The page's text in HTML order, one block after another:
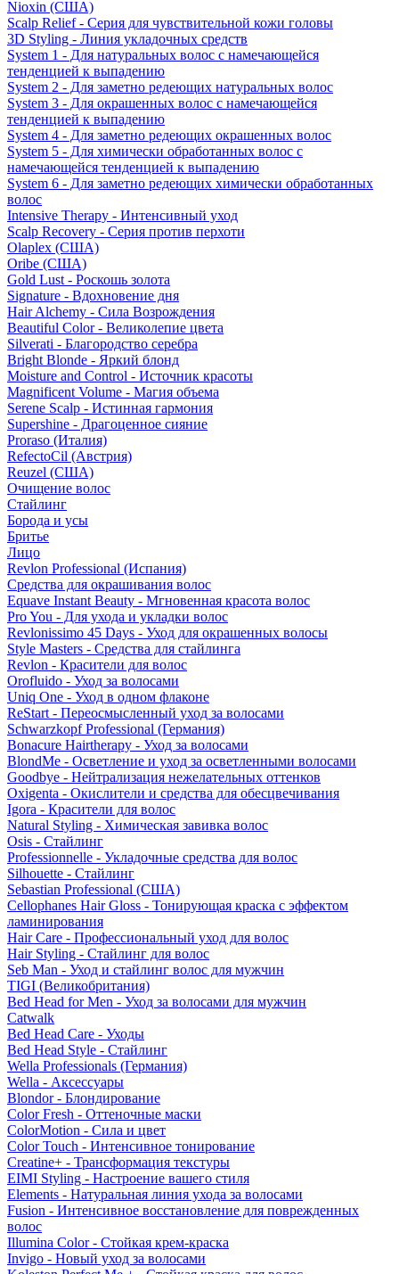
Nioxin (США)
Scalp Relief - Серия для чувствительной кожи головы
3D Styling - Линия укладочных средств
System 1 - Для натуральных волос с намечающейся
тенденцией к выпадению
System 2 - Для заметно редеющих натуральных волос
System 3 - Для окрашенных волос с намечающейся
тенденцией к выпадению
System 4 - Для заметно редеющих окрашенных волос
System 5 - Для химически обработанных волос с
намечающейся тенденцией к выпадению
System 6 - Для заметно редеющих химически обработанных
волос
Intensive Therapy - Интенсивный уход
Scalp Recovery - Серия против перхоти
Olaplex (США)
Oribe (США)
Gold Lust - Роскошь золота
Signature - Вдохновение дня
Hair Alchemy - Сила Возрождения
Beautiful Color - Великолепие цвета
Silverati - Благородство серебра
Bright Blonde - Яркий блонд
Moisture and Control - Источник красоты
Magnificent Volume - Магия объема
Serene Scalp - Истинная гармония
Supershine - Драгоценное сияние
Proraso (Италия)
RefectoCil (Австрия)
Reuzel (США)
Очищение волос
Стайлинг
Борода и усы
Бритье
Лицо
Revlon Professional (Испания)
Средства для окрашивания волос
Equave Instant Beauty - Мгновенная красота волос
Pro You - Для ухода и укладки волос
Revlonissimo 45 Days - Уход для окрашенных волосы
Style Masters - Средства для стайлинга
Revlon - Красители для волос
Orofluido - Уход за волосами
Uniq One - Уход в одном флаконе
ReStart - Переосмысленный уход за волосами
Schwarzkopf Professional (Германия)
Bonacure Hairtherapy - Уход за волосами
BlondMe - Осветление и уход за осветленными волосами
Goodbye - Нейтрализация нежелательных оттенков
Oxigenta - Окислители и средства для обесцвечивания
Igora - Красители для волос
Natural Styling - Химическая завивка волос
Osis - Стайлинг
Professionnelle - Укладочные средства для волос
Silhouette - Стайлинг
Sebastian Professional (США)
Cellophanes Hair Gloss - Тонирующая краска с эффектом
ламинирования
Hair Care - Профессиональный уход для волос
Hair Styling - Стайлинг для волос
Seb Man - Уход и стайлинг волос для мужчин
TIGI (Великобритания)
Bed Head for Men - Уход за волосами для мужчин
Catwalk
Bed Head Care - Уходы
Bed Head Style - Стайлинг
Wella Professionals (Германия)
Wella - Аксессуары
Blondor - Блондирование
Color Fresh - Оттеночные маски
ColorMotion - Сила и цвет
Color Touch - Интенсивное тонирование
Creatine+ - Трансформация текстуры
EIMI Styling - Настроение вашего стиля
Elements - Натуральная линия ухода за волосами
Fusion - Интенсивное восстановление для поврежденных
волос
Illumina Color - Стойкая крем-краска
Invigo - Новый уход за волосами